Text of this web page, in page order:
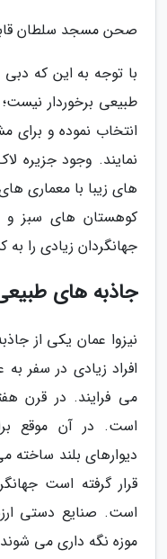
صحن مسجد سلطان
با توجه به این که
طبیعی برخوردار
انتخاب نموده و
نمایند. وجود جزیره
های زیبا با معماری
کوهستان های سبز
جهانگردان زیادی را
جاذبه های
نیزوا عمان یکی از
افراد زیادی در سفر
می فرایند. در قرن
است. در آن موقع
دیوارهای بلند ساخته
قرار گرفته است
است. صنایع دستی
موزه نگه داری می